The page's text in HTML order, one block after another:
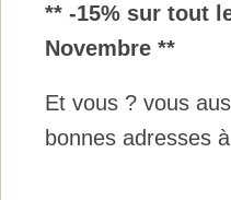
** -15% sur tout
Novembre **
Et vous ? vous
bonnes adresses